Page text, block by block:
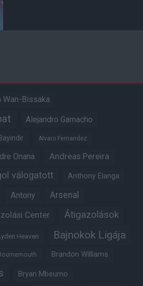
Wan-Bissaka
Alejandro Garnacho
Alvaro Fernandez
Onana Andreas Pereira
válogatott Anthony Elanga
Antony Arsenal
Center Átigazolások
Heaven Bajnokok Ligája
Brandon Williams
Bryan Mbeumo